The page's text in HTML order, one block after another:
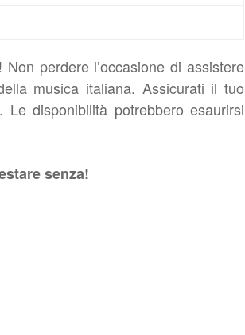
perdere l’occasione di assistere
musica italiana. Assicurati il tuo
disponibilità potrebbero esaurirsi
senza!